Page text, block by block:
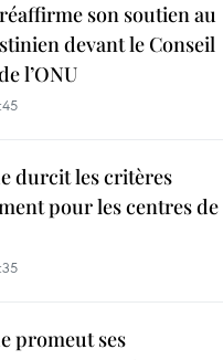
son soutien au
devant le Conseil
l’ONU
durcit les critères
pour les centres de
promeut ses